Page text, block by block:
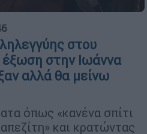
στου
στην Ιωάννα
αλλά θα μείνω
όπως «κανένα σπίτι
και κρατώντας